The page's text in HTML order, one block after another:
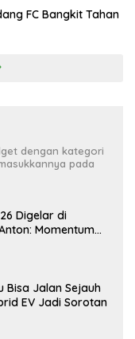
FC Bangkit Tahan
dengan kategori
pada
Digelar di
Momentum
Bisa Jalan Sejauh
EV Jadi Sorotan